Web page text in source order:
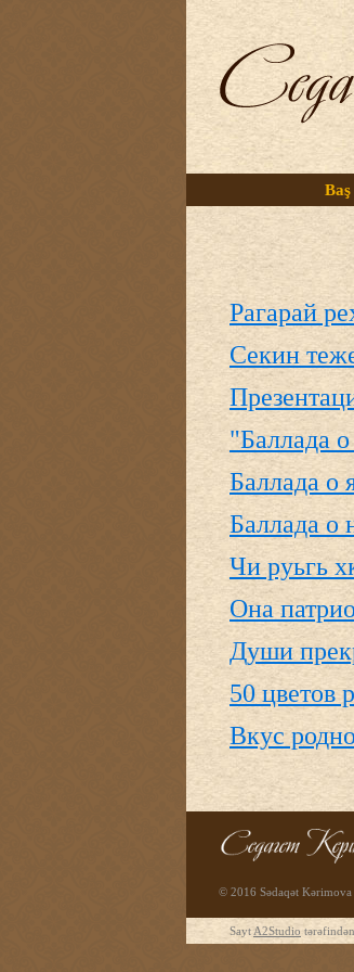
Baş
Рагарай
Секин
"Баллада
Баллада о
Баллада о
Чи руьгь
Она
Души
50 цветов
Вкус
© 2016 Sədaqət
Sayt A2Studio